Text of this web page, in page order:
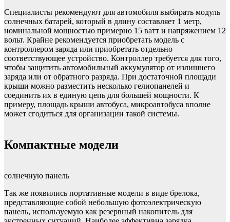
Специалисты рекомендуют для автомобиля выбирать модуль
солнечных батарей, который в длину составляет 1 метр,
номинальной мощностью примерно 15 ватт и напряжением 12
вольт. Крайне рекомендуется приобретать модель с
контроллером заряда или приобретать отдельно
соответствующее устройство. Контроллер требуется для того,
чтобы защитить автомобильный аккумулятор от излишнего
заряда или от обратного разряда. При достаточной площади
крыши можно разместить несколько гелиопанелей и
соединить их в единую цепь для большей мощности. К
примеру, площадь крыши автобуса, микроавтобуса вполне
может сгодиться для организации такой системы.
Компактные модели
солнечную панель
Так же появились портативные модели в виде брелока,
представляющие собой небольшую фотоэлектрическую
панель, используемую как резервный накопитель для